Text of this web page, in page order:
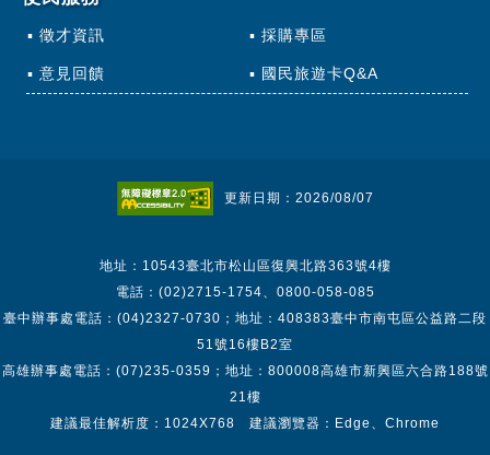
徵才資訊 採購專區
意見回饋 國民旅遊卡Q&A
更新日期：2026/08/07
地址：10543臺北市松山區復興北路363號4樓
電話：(02)2715-1754、0800-058-085
臺中辦事處電話：(04)2327-0730；地址：408383臺中市南屯區公益路二段
51號16樓B2室
高雄辦事處電話：(07)235-0359；地址：800008高雄市新興區六合路188號
21樓
建議最佳解析度：1024X768 建議瀏覽器：Edge、Chrome